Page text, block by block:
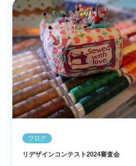
ブログ
リデザインコンテスト2024審査会